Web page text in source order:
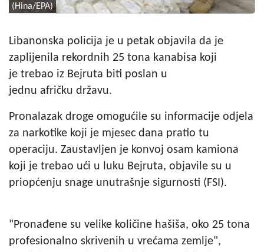
(Hina/EPA)
Libanonska policija je u petak objavila da je
zaplijenila rekordnih 25 tona kanabisa koji
je trebao iz Bejruta biti poslan u
jednu afričku državu.
Pronalazak droge omogućile su informacije odjela
za narkotike koji je mjesec dana pratio tu
operaciju. Zaustavljen je konvoj osam kamiona
koji je trebao ući u luku Bejruta, objavile su u
priopćenju snage unutrašnje sigurnosti (FSI).
"Pronađene su velike količine hašiša, oko 25 tona
profesionalno skrivenih u vrećama zemlje",